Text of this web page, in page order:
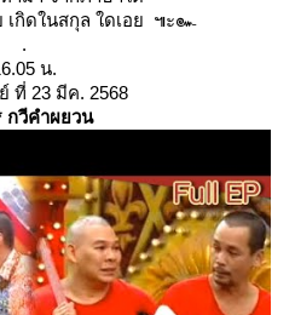
เกิดในสกุล ใดเอย ๚ะ๛
.
น.
ที่ 23 มีค. 2568
กวีคำผยวน